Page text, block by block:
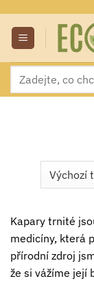
obsah
Hledat:
Kapary trnité
medicíny, která
přírodní zdroj
že si vážíme její